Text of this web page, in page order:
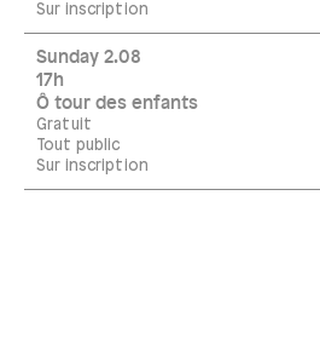
Sur inscription
Sunday 2.08
17h
Ô tour des enfants
Gratuit
Tout public
Sur inscription